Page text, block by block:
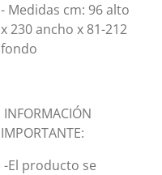
- Medidas cm: 96 alto
x 230 ancho x 81-212
fondo
INFORMACIÓN
IMPORTANTE:
-El producto se